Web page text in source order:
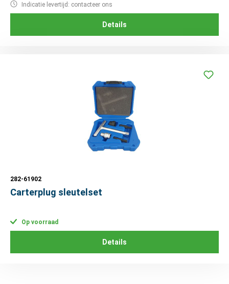
Indicatie levertijd: contacteer ons
Details
282-61902
Carterplug sleutelset
Op voorraad
Details